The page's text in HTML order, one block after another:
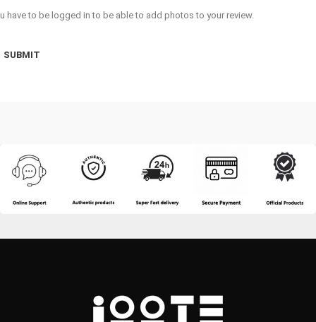
have to be logged in to be able to add photos to your review.